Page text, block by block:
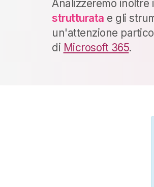
Analizzeremo inoltre
strutturata e gli
un'attenzione
di Microsoft 365.